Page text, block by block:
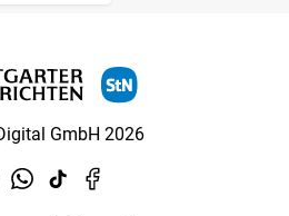
GmbH 2026